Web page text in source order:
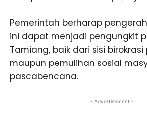
Pemerintah berharap
ini dapat menjadi pengungkit
Tamiang, baik dari sisi
maupun pemulihan sosial
pascabencana.
- Advertisement -